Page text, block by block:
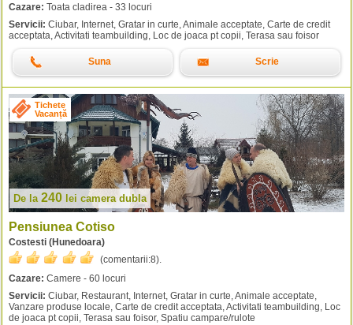
Cazare: Toata cladirea - 33 locuri
Servicii: Ciubar, Internet, Gratar in curte, Animale acceptate, Carte de credit
acceptata, Activitati teambuilding, Loc de joaca pt copii, Terasa sau foisor
Suna Scrie
Tichete
Vacanță
De la 240 lei camera dubla
Pensiunea Cotiso
Costesti (Hunedoara)
(comentarii:8).
Cazare: Camere - 60 locuri
Servicii: Ciubar, Restaurant, Internet, Gratar in curte, Animale acceptate,
Vanzare produse locale, Carte de credit acceptata, Activitati teambuilding, Loc
de joaca pt copii, Terasa sau foisor, Spatiu campare/rulote